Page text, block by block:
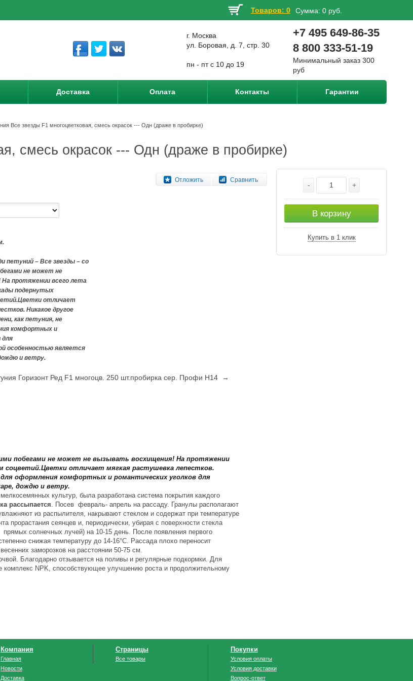
Товаров: 0 Сумма: 0 руб.
г. Москва
ул. Боровая, д. 7, стр. 30
пн - пт с 10 до 19
+7 495 649-86-35
8 800 333-51-19
Минимальный заказ 300
руб
Доставка Оплата Контакты Гарантии
Все звезды F1 многоцветковая, смесь окрасок --- Одн (драже в пробирке)
смесь окрасок --- Одн (драже в пробирке)
Отложить Сравнить
петуний – Все звезды – со
не может не
протяжении всего лета
подернутых
отличает
Никакое другое
как петуния, не
комфортных и
для
особенностью является
и ветру.
- +
В корзину
Купить в 1 клик
Горизонт Ред F1 многоцв. 250 шт.пробирка сер. Профи Н14 →
побегами не может не вызывать восхищения! На протяжении
отличает мягкая растушевка лепестков.
оформления комфортных и романтических уголков для
дождю и ветру.
культур, была разработана система покрытия каждого
рассыпается. Посев февраль- апрель на рассаду. Гранулы располагают
из распылителя, накрывают стеклом и содержат при температуре
прорастания сеянцев и, периодически, убирая с поверхности стекла
солнечных лучей) на 10-15 день. После появления первого
снижая температуру до 14-16°С. Рассада плохо переносит
заморозков на расстоянии 50-75 см.
Благодарно отзывается на поливы и регулярные подкормки. Для
комплекс NPK, способствующее улучшению роста и продолжительному
Компания
Главная
Новости
Доставка
Страницы
Все товары
Покупки
Условия оплаты
Условия доставки
Вопрос-ответ